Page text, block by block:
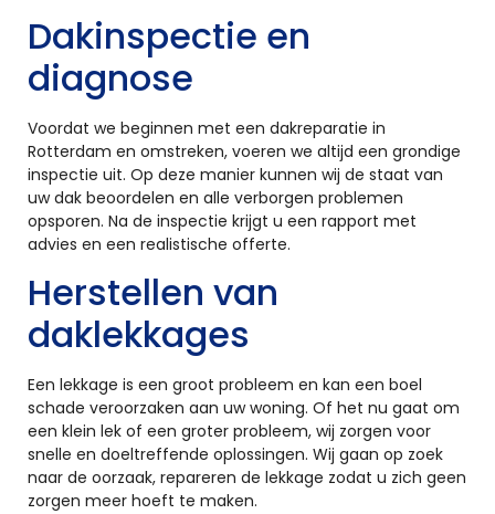
Dakinspectie en
diagnose
Voordat we beginnen met een dakreparatie in
Rotterdam en omstreken, voeren we altijd een grondige
inspectie uit. Op deze manier kunnen wij de staat van
uw dak beoordelen en alle verborgen problemen
opsporen. Na de inspectie krijgt u een rapport met
advies en een realistische offerte.
Herstellen van
daklekkages
Een lekkage is een groot probleem en kan een boel
schade veroorzaken aan uw woning. Of het nu gaat om
een klein lek of een groter probleem, wij zorgen voor
snelle en doeltreffende oplossingen. Wij gaan op zoek
naar de oorzaak, repareren de lekkage zodat u zich geen
zorgen meer hoeft te maken.